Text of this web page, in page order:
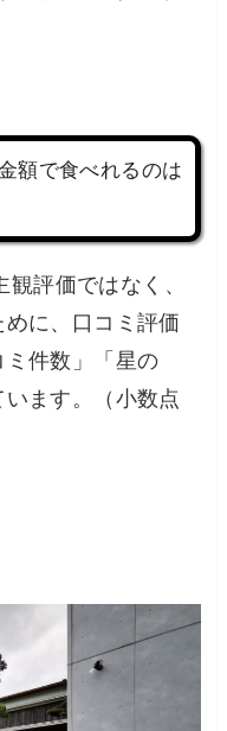
額で食べれるのは
評価ではなく、
に、口コミ評価
件数」「星の
ます。（小数点